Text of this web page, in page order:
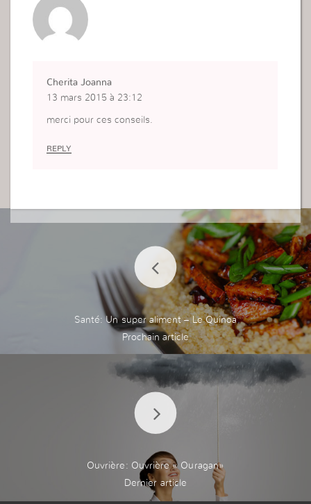
Cherita Joanna
13 mars 2015 à 23:12
merci pour ces conseils.
REPLY
Santé: Un super aliment – Le Quinoa
Ouvrière: Ouvrière « Ouragan»